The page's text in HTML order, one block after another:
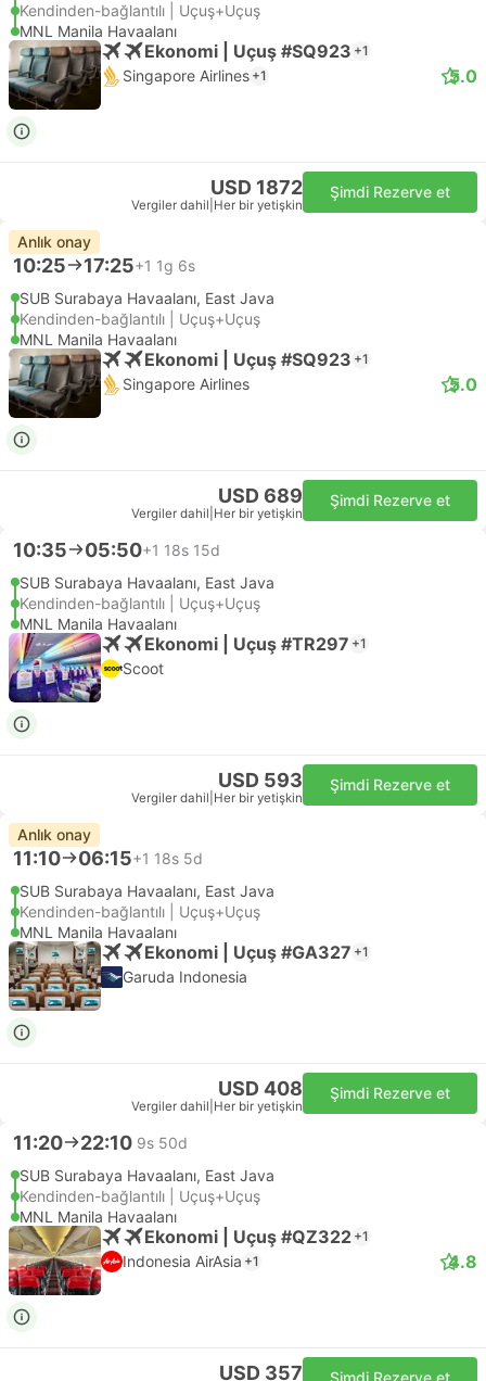
Kendinden-bağlantılı | Uçuş+Uçuş
MNL Manila Havaalanı
Ekonomi | Uçuş #SQ923 +1
Singapore Airlines +1 5.0
USD 1872
Vergiler dahil Her bir yetişkin
Şimdi Rezerve et
Anlık onay
10:25 17:25+1 1g 6s
SUB Surabaya Havaalanı, East Java
Kendinden-bağlantılı | Uçuş+Uçuş
MNL Manila Havaalanı
Ekonomi | Uçuş #SQ923 +1
Singapore Airlines 5.0
USD 689
Vergiler dahil Her bir yetişkin
Şimdi Rezerve et
10:35 05:50+1 18s 15d
SUB Surabaya Havaalanı, East Java
Kendinden-bağlantılı | Uçuş+Uçuş
MNL Manila Havaalanı
Ekonomi | Uçuş #TR297 +1
Scoot
USD 593
Vergiler dahil Her bir yetişkin
Şimdi Rezerve et
Anlık onay
11:10 06:15+1 18s 5d
SUB Surabaya Havaalanı, East Java
Kendinden-bağlantılı | Uçuş+Uçuş
MNL Manila Havaalanı
Ekonomi | Uçuş #GA327 +1
Garuda Indonesia
USD 408
Vergiler dahil Her bir yetişkin
Şimdi Rezerve et
11:20 22:10 9s 50d
SUB Surabaya Havaalanı, East Java
Kendinden-bağlantılı | Uçuş+Uçuş
MNL Manila Havaalanı
Ekonomi | Uçuş #QZ322 +1
Indonesia AirAsia +1 4.8
USD 357 Şimdi Rezerve et